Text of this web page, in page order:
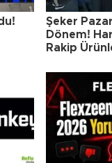
Şeker
Dönem!
Rakip